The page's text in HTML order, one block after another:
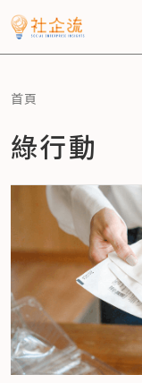
首頁
綠行動